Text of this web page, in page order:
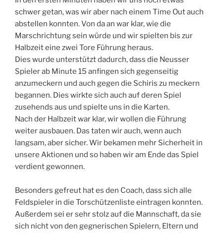
schwer getan, was wir aber nach einem Time Out auch
abstellen konnten. Von da an war klar, wie die
Marschrichtung sein würde und wir spielten bis zur
Halbzeit eine zwei Tore Führung heraus.
Dies wurde unterstützt dadurch, dass die Neusser
Spieler ab Minute 15 anfingen sich gegenseitig
anzumeckern und auch gegen die Schiris zu meckern
begannen. Dies wirkte sich auch auf deren Spiel
zusehends aus und spielte uns in die Karten.
Nach der Halbzeit war klar, wir wollen die Führung
weiter ausbauen. Das taten wir auch, wenn auch
langsam, aber sicher. Wir bekamen mehr Sicherheit in
unsere Aktionen und so haben wir am Ende das Spiel
verdient gewonnen.
Besonders gefreut hat es den Coach, dass sich alle
Feldspieler in die Torschützenliste eintragen konnten.
Außerdem sei er sehr stolz auf die Mannschaft, da sie
sich nicht von den gegnerischen Spielern, Eltern und